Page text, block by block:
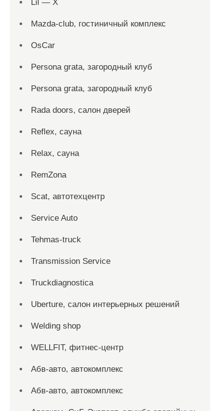
Lil — X
Mazda-club, гостиничный комплекс
OsCar
Persona grata, загородный клуб
Persona grata, загородный клуб
Rada doors, салон дверей
Reflex, сауна
Relax, сауна
RemZona
Scat, автотехцентр
Service Auto
Tehmas-truck
Transmission Service
Truckdiagnostica
Uberture, салон интерьерных решений
Welding shop
WELLFIT, фитнес-центр
Абв-авто, автокомплекс
Абв-авто, автокомплекс